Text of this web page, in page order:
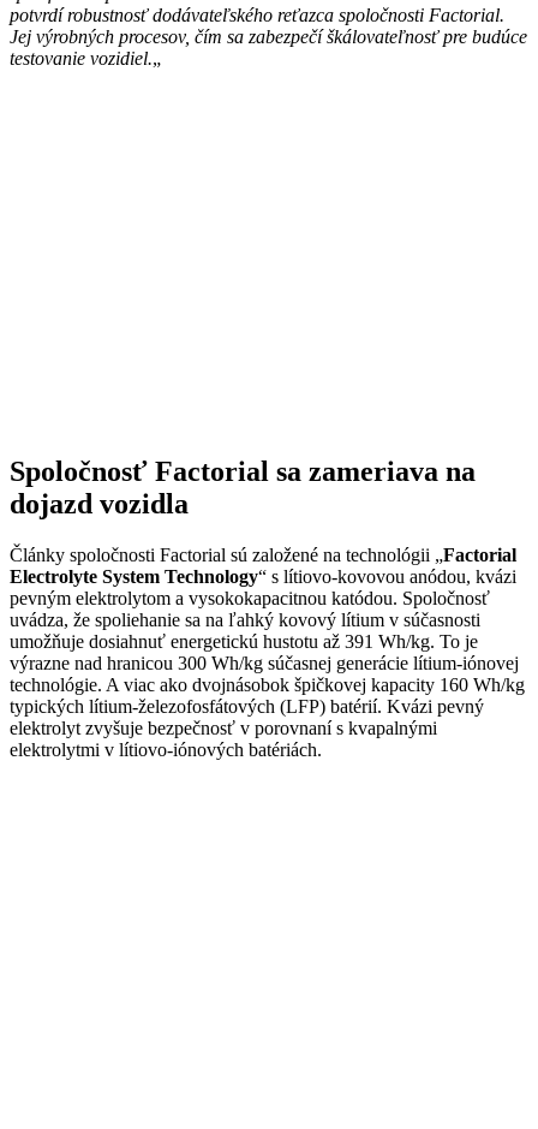
potvrdí robustnosť dodávateľského reťazca spoločnosti Factorial.
Jej výrobných procesov, čím sa zabezpečí škálovateľnosť pre budúce
testovanie vozidiel.„
Spoločnosť Factorial sa zameriava na
dojazd vozidla
Články spoločnosti Factorial sú založené na technológii „Factorial
Electrolyte System Technology“ s lítiovo-kovovou anódou, kvázi
pevným elektrolytom a vysokokapacitnou katódou. Spoločnosť
uvádza, že spoliehanie sa na ľahký kovový lítium v súčasnosti
umožňuje dosiahnuť energetickú hustotu až 391 Wh/kg. To je
výrazne nad hranicou 300 Wh/kg súčasnej generácie lítium-iónovej
technológie. A viac ako dvojnásobok špičkovej kapacity 160 Wh/kg
typických lítium-železofosfátových (LFP) batérií. Kvázi pevný
elektrolyt zvyšuje bezpečnosť v porovnaní s kvapalnými
elektrolytmi v lítiovo-iónových batériách.